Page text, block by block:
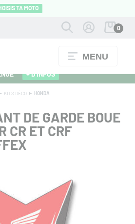
TA MOTO
0
MENU
OFFERT POUR L'ACHAT D'UNE
+ D'INFOS
KITS DÉCO HONDA
DE GARDE BOUE
CR ET CRF